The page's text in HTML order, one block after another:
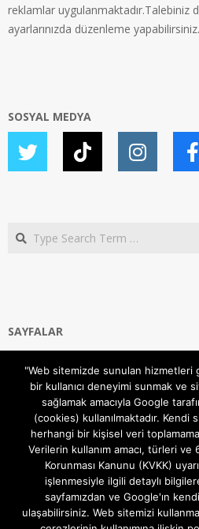
reklamlar uygulanmaktadır.Talebiniz
ayarlarınızda düzenleme yapabilirsiniz.
SOSYAL MEDYA
Search
SAYFALAR
Gizlilik ve Çerezler (Cookies) Politikası
Hakkımızda
İletişim Kanalları
MODEM KURULUM
TEKNİK DESTEK
TELEVİZYON SİSTEMLERİ
"Web sitemizde sunulan hizmetleri
bir kullanıcı deneyimi sunmak ve
sağlamak amacıyla Google
(cookies) kullanılmaktadır.
herhangi bir kişisel veri
Verilerin kullanım amacı, türleri ve
Korunması Kanunu (KVKK)
işlenmesiyle ilgili detaylı
sayfamızdan ve Google'ın
ulaşabilirsiniz. Web sitemizi